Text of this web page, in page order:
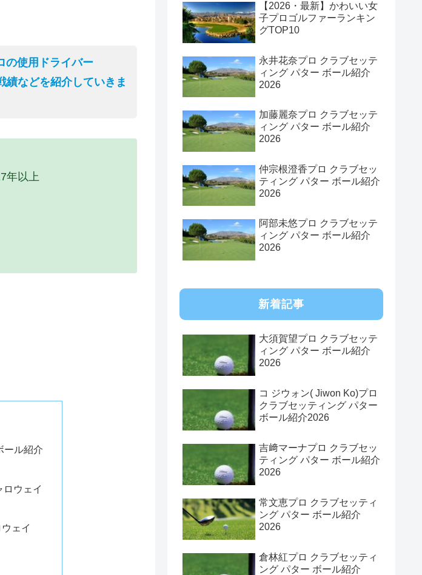
の使用ドライバー
績などを紹介していきま
年以上
ール紹介
ウェイ
ェイ
【2026・最新】かわいい女
子プロゴルファーランキン
グTOP10
永井花奈プロ クラブセッテ
ィング パター ボール紹介
2026
加藤麗奈プロ クラブセッテ
ィング パター ボール紹介
2026
仲宗根澄香プロ クラブセッ
ティング パター ボール紹介
2026
阿部未悠プロ クラブセッテ
ィング パター ボール紹介
2026
新着記事
大須賀望プロ クラブセッテ
ィング パター ボール紹介
2026
コ ジウォン( Jiwon Ko)プロ
クラブセッティング パター
ボール紹介2026
吉﨑マーナプロ クラブセッ
ティング パター ボール紹介
2026
常文恵プロ クラブセッティ
ング パター ボール紹介
2026
倉林紅プロ クラブセッティ
ング パター ボール紹介